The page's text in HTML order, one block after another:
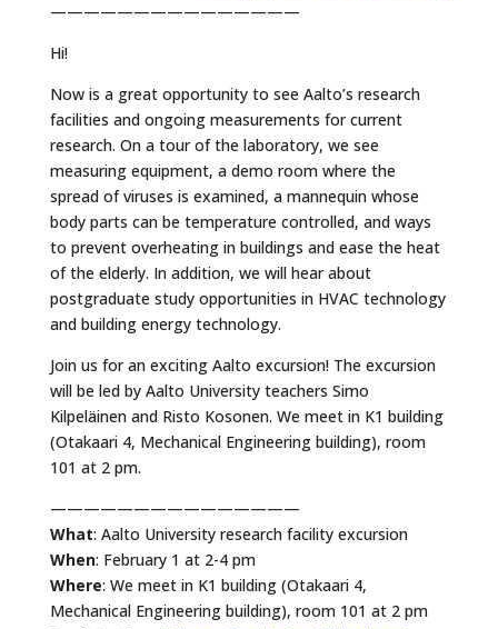
———————————————
Hi!
Now is a great opportunity to see Aalto’s research
facilities and ongoing measurements for current
research. On a tour of the laboratory, we see
measuring equipment, a demo room where the
spread of viruses is examined, a mannequin whose
body parts can be temperature controlled, and ways
to prevent overheating in buildings and ease the heat
of the elderly. In addition, we will hear about
postgraduate study opportunities in HVAC technology
and building energy technology.
Join us for an exciting Aalto excursion! The excursion
will be led by Aalto University teachers Simo
Kilpeläinen and Risto Kosonen. We meet in K1 building
(Otakaari 4, Mechanical Engineering building), room
101 at 2 pm.
———————————————
What: Aalto University research facility excursion
When: February 1 at 2-4 pm
Where: We meet in K1 building (Otakaari 4,
Mechanical Engineering building), room 101 at 2 pm